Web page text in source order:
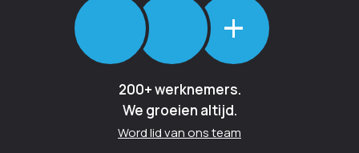
+
200+ werknemers.
We groeien altijd.
Word lid van ons team